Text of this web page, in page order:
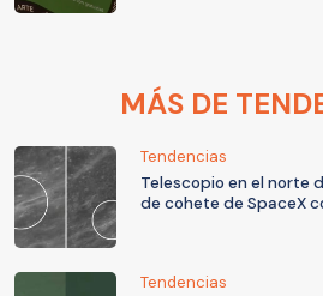
MÁS DE
Tendencias
Telescopio en el norte
de cohete de SpaceX
Tendencias